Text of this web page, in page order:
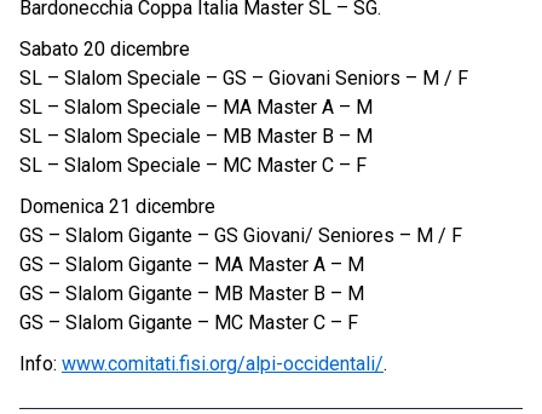
Bardonecchia Coppa Italia Master SL – SG.
Sabato 20 dicembre
SL – Slalom Speciale – GS – Giovani Seniors – M / F
SL – Slalom Speciale – MA Master A – M
SL – Slalom Speciale – MB Master B – M
SL – Slalom Speciale – MC Master C – F
Domenica 21 dicembre
GS – Slalom Gigante – GS Giovani/ Seniores – M / F
GS – Slalom Gigante – MA Master A – M
GS – Slalom Gigante – MB Master B – M
GS – Slalom Gigante – MC Master C – F
Info: www.comitati.fisi.org/alpi-occidentali/.